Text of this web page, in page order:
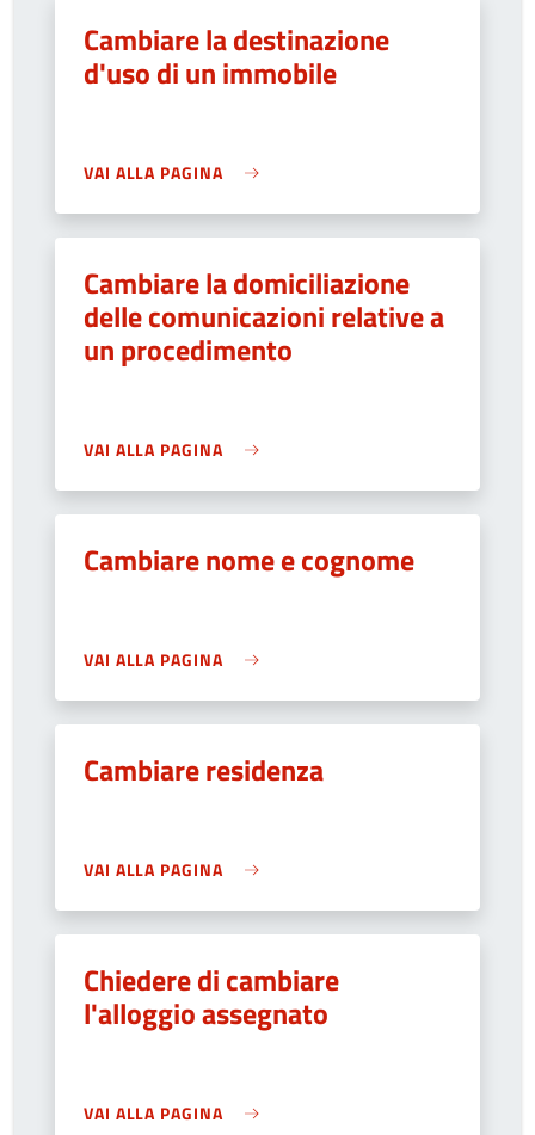
Cambiare la destinazione
d'uso di un immobile
VAI ALLA PAGINA
Cambiare la domiciliazione
delle comunicazioni relative a
un procedimento
VAI ALLA PAGINA
Cambiare nome e cognome
VAI ALLA PAGINA
Cambiare residenza
VAI ALLA PAGINA
Chiedere di cambiare
l'alloggio assegnato
VAI ALLA PAGINA